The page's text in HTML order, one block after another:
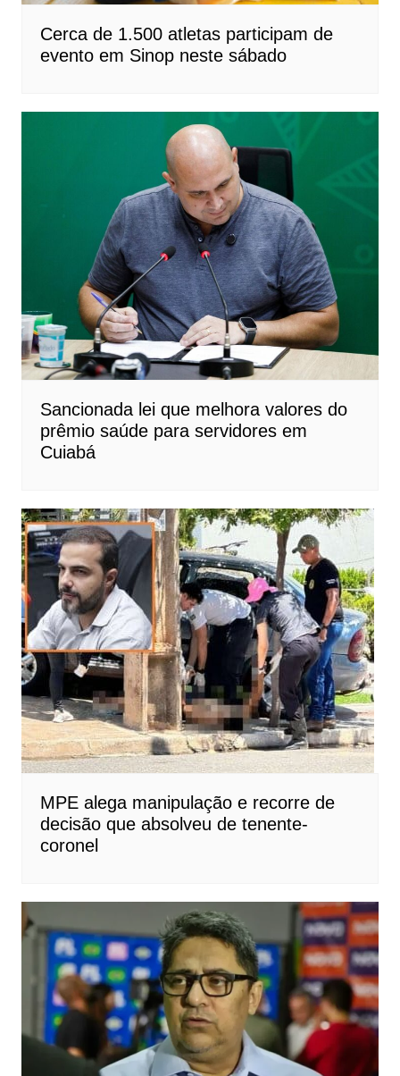
Cerca de 1.500 atletas participam de
evento em Sinop neste sábado
Sancionada lei que melhora valores do
prêmio saúde para servidores em
Cuiabá
MPE alega manipulação e recorre de
decisão que absolveu de tenente-
coronel